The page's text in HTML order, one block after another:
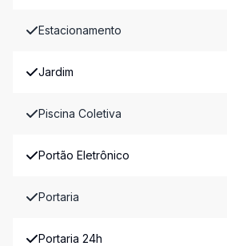
Estacionamento
Jardim
Piscina Coletiva
Portão Eletrônico
Portaria
Portaria 24h